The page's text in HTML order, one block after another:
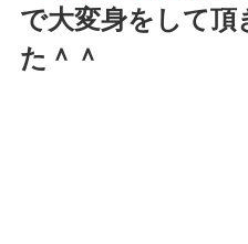
で大変身をして頂
た＾＾